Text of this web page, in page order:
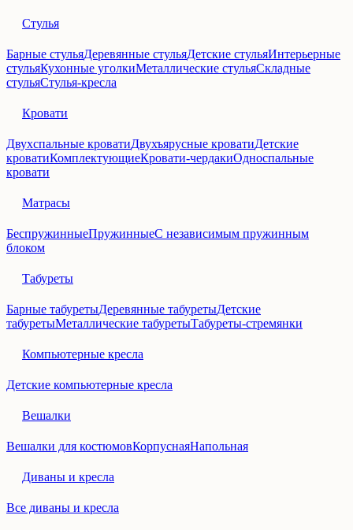
Стулья
Барные стульяДеревянные стульяДетские стульяИнтерьерные
стульяКухонные уголкиМеталлические стульяСкладные
стульяСтулья-кресла
Кровати
Двухспальные кроватиДвухъярусные кроватиДетские
кроватиКомплектующиеКровати-чердакиОдноспальные
кровати
Матрасы
БеспружинныеПружинныеС независимым пружинным
блоком
Табуреты
Барные табуретыДеревянные табуретыДетские
табуретыМеталлические табуретыТабуреты-стремянки
Компьютерные кресла
Детские компьютерные кресла
Вешалки
Вешалки для костюмовКорпуснаяНапольная
Диваны и кресла
Все диваны и кресла